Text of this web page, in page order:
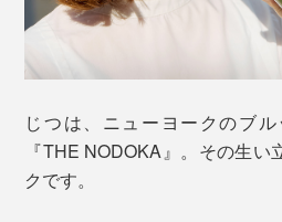
害虫が見つかれば人の手で一
入れも手作業というのだから、
一番のおすすめは、別売りの「
手持ちの密閉ボトルに入れて
鼻から抜けるふくよかな香り
やかな旨味、甘み、濃い緑の
いい渋みの余韻がスーッと通
遮光状態で栽培されるてん茶
い新芽に成長します。日が当た
じつは、ニューヨークのブ
『THE NODOKA』。その生
クです。